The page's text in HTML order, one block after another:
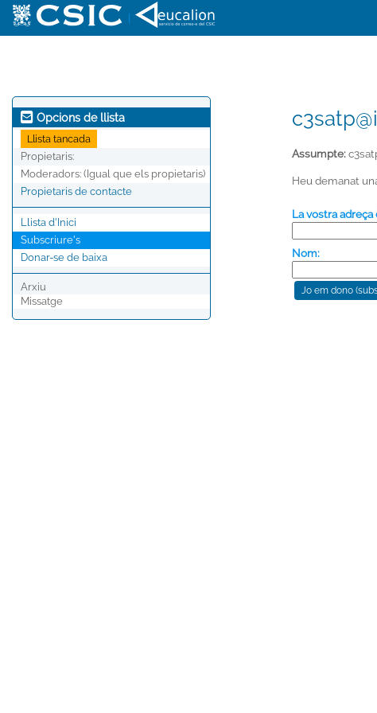
Opcions de llista
Llista tancada
Propietaris:
Moderadors: (Igual que els propietaris)
Propietaris de contacte
Llista d'Inici
Subscriure's
Donar-se de baixa
Arxiu
Missatge
Assumpte:
Heu demanat
La vostra
Nom: